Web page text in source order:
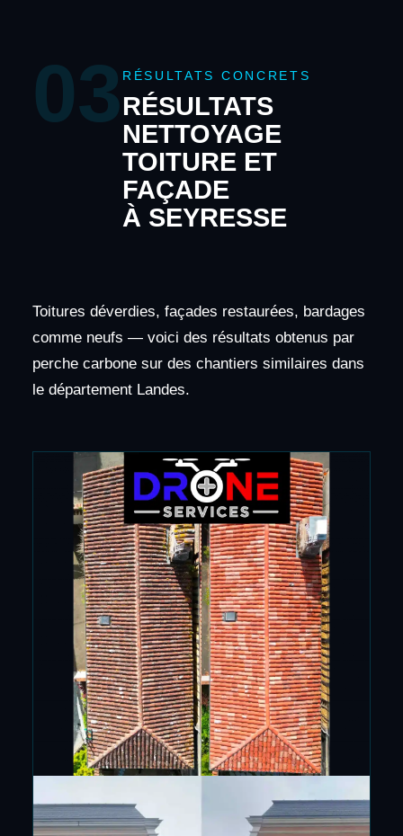
03 RÉSULTATS CONCRETS
RÉSULTATS
NETTOYAGE
TOITURE ET
FAÇADE
À SEYRESSE
Toitures déverdies, façades restaurées, bardages
comme neufs — voici des résultats obtenus par
perche carbone sur des chantiers similaires dans
le département Landes.